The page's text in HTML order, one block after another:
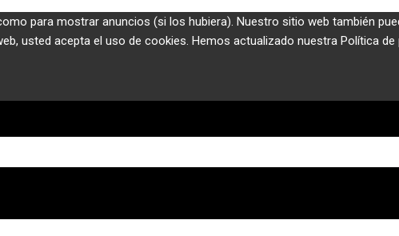
para mostrar anuncios (si los hubiera). Nuestro sitio web también
usted acepta el uso de cookies. Hemos actualizado nuestra Política de